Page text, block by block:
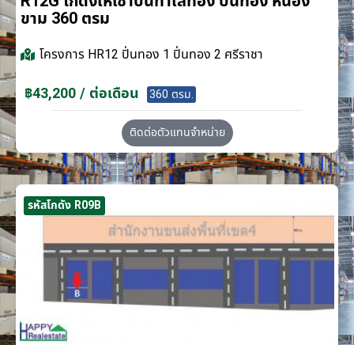
ขาม 360 ตรม
โครงการ HR12 ปิ่นทอง 1 ปิ่นทอง 2 ศรีราชา
฿43,200 / ต่อเดือน 360 ตรม.
ติดต่อตัวแทนจำหน่าย
รหัสโกดัง R09B